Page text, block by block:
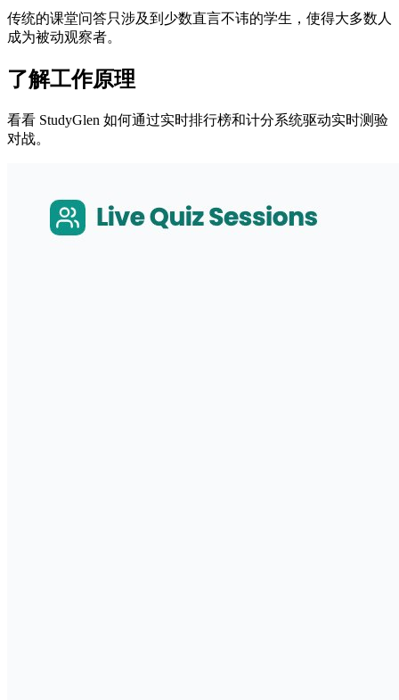
传统的课堂问答只涉及到少数直言不讳的学生，使得大多数人
成为被动观察者。
了解工作原理
看看 StudyGlen 如何通过实时排行榜和计分系统驱动实时测验
对战。